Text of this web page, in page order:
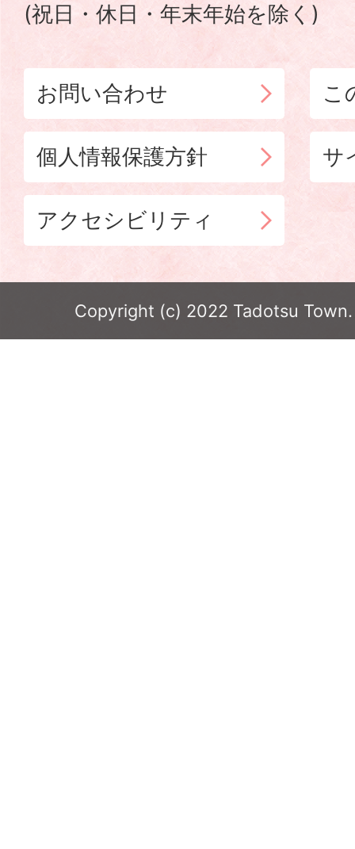
(祝日・休日・年末年始を除く)
お問い合わせ こ
個人情報保護方針 サ
アクセシビリティ
Copyright (c) 2022 Tadotsu